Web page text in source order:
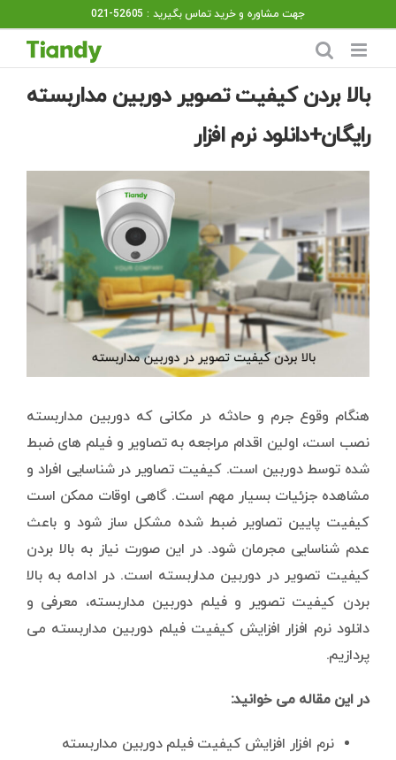
content
جهت مشاوره و خرید تماس بگیرید : 52605-021
بالا بردن کیفیت تصویر دوربین مداربسته
رایگان+دانلود نرم افزار
Larger
Image
هنگام وقوع جرم و حادثه در مکانی که دوربین مداربسته
نصب است، اولین اقدام مراجعه به تصاویر و فیلم های ضبط
شده توسط دوربین است. کیفیت تصاویر در شناسایی افراد و
مشاهده جزئیات بسیار مهم است. گاهی اوقات ممکن است
کیفیت پایین تصاویر ضبط شده مشکل ساز شود و باعث
عدم شناسایی مجرمان شود. در این صورت نیاز به بالا بردن
کیفیت تصویر در دوربین مداربسته است. در ادامه به بالا
بردن کیفیت تصویر و فیلم دوربین مداربسته، معرفی و
دانلود نرم افزار افزایش کیفیت فیلم دوربین مداربسته می
پردازیم.
در این مقاله می خوانید:
نرم افزار افزایش کیفیت فیلم دوربین مداربسته